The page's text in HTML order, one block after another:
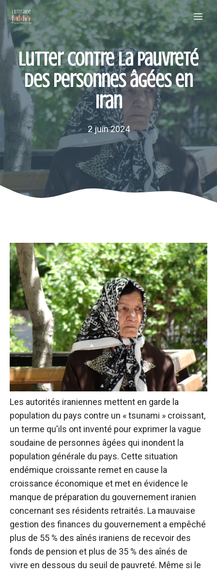
Aller
au
contenu
Lutter contre la pauvreté
des personnes âgées en
Iran
2 juin 2024
Les autorités iraniennes mettent en garde la
population du pays contre un « tsunami » croissant,
un terme qu'ils ont inventé pour exprimer la vague
soudaine de personnes âgées qui inondent la
population générale du pays. Cette situation
endémique croissante remet en cause la
croissance économique et met en évidence le
manque de préparation du gouvernement iranien
concernant ses résidents retraités. La mauvaise
gestion des finances du gouvernement a empêché
plus de 55 % des aînés iraniens de recevoir des
fonds de pension et plus de 35 % des aînés de
vivre en dessous du seuil de pauvreté. Même si le